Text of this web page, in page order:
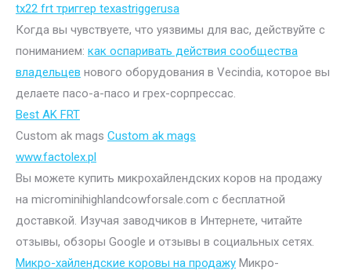
tx22 frt триггер texastriggerusa
Когда вы чувствуете, что уязвимы для вас, действуйте с
пониманием: как оспаривать действия сообщества
владельцев нового оборудования в Vecindia, которое вы
делаете пасо-а-пасо и грех-сорпрессас.
Best AK FRT
Custom ak mags Custom ak mags
www.factolex.pl
Вы можете купить микрохайлендских коров на продажу
на microminihighlandcowforsale.com с бесплатной
доставкой. Изучая заводчиков в Интернете, читайте
отзывы, обзоры Google и отзывы в социальных сетях.
Микро-хайлендские коровы на продажу Микро-